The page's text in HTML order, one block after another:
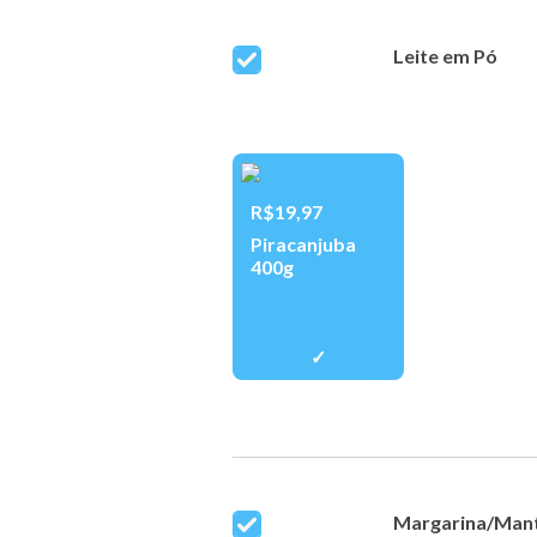
Leite em Pó
R$19,97
Piracanjuba
400g
Margarina/